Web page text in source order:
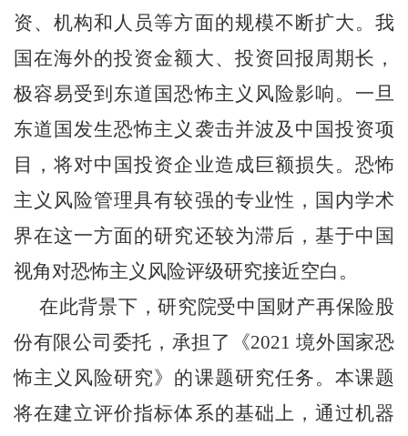
资、机构和人员等方面的规模不断扩大。我
国在海外的投资金额大、投资回报周期长，
极容易受到东道国恐怖主义风险影响。一旦
东道国发生恐怖主义袭击并波及中国投资项
目，将对中国投资企业造成巨额损失。恐怖
主义风险管理具有较强的专业性，国内学术
界在这一方面的研究还较为滞后，基于中国
视角对恐怖主义风险评级研究接近空白。
在此背景下，研究院受中国财产再保险股
份有限公司委托，承担了《2021 境外国家恐
怖主 义风险研究》的课题研究任务。本课题
将在建立评价指标体系的基础上，通过机器